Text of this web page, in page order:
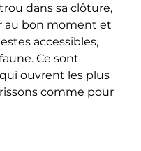
dans sa clôture,
au bon moment et
accessibles,
Ce sont
ouvrent les plus
comme pour